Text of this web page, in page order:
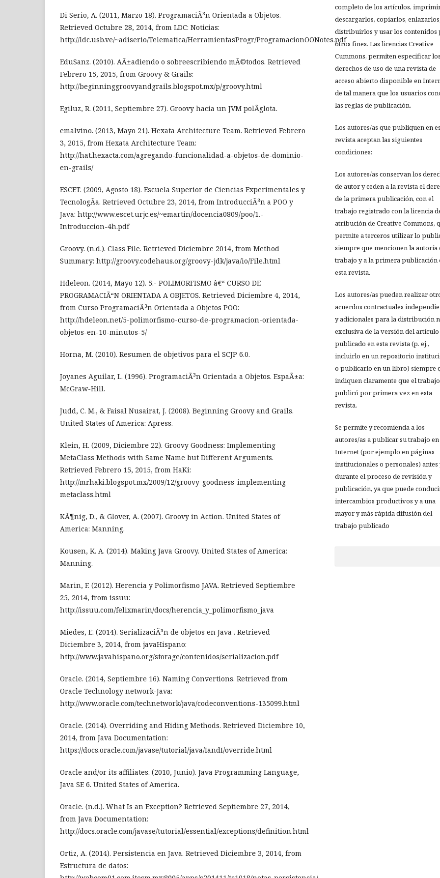
Di Serio, A. (2011, Marzo 18). ProgramaciÃ³n Orientada a Objetos.
Retrieved Octubre 28, 2014, from LDC: Noticias:
http://ldc.usb.ve/~adiserio/Telematica/HerramientasProgr/ProgramacionOONotes.pdf
EduSanz. (2010). AÃ±adiendo o sobreescribiendo mÃ©todos. Retrieved
Febrero 15, 2015, from Groovy & Grails:
http://beginninggroovyandgrails.blogspot.mx/p/groovy.html
Egiluz, R. (2011, Septiembre 27). Groovy hacia un JVM polÃ­glota.
emalvino. (2013, Mayo 21). Hexata Architecture Team. Retrieved Febrero
3, 2015, from Hexata Architecture Team:
http://hat.hexacta.com/agregando-funcionalidad-a-objetos-de-dominio-
en-grails/
ESCET. (2009, Agosto 18). Escuela Superior de Ciencias Experimentales y
TecnologÃ­a. Retrieved Octubre 23, 2014, from IntroducciÃ³n a POO y
Java: http://www.escet.urjc.es/~emartin/docencia0809/poo/1.-
Introduccion-4h.pdf
Groovy. (n.d.). Class File. Retrieved Diciembre 2014, from Method
Summary: http://groovy.codehaus.org/groovy-jdk/java/io/File.html
Hdeleon. (2014, Mayo 12). 5.- POLIMORFISMO â€“ CURSO DE
PROGRAMACIÃ“N ORIENTADA A OBJETOS. Retrieved Diciembre 4, 2014,
from Curso ProgramaciÃ³n Orientada a Objetos POO:
http://hdeleon.net/5-polimorfismo-curso-de-programacion-orientada-
objetos-en-10-minutos-5/
Horna, M. (2010). Resumen de objetivos para el SCJP 6.0.
Joyanes Aguilar, L. (1996). ProgramaciÃ³n Orientada a Objetos. EspaÃ±a:
McGraw-Hill.
Judd, C. M., & Faisal Nusairat, J. (2008). Beginning Groovy and Grails.
United States of America: Apress.
Klein, H. (2009, Diciembre 22). Groovy Goodness: Implementing
MetaClass Methods with Same Name but Different Arguments.
Retrieved Febrero 15, 2015, from HaKi:
http://mrhaki.blogspot.mx/2009/12/groovy-goodness-implementing-
metaclass.html
KÃ¶nig, D., & Glover, A. (2007). Groovy in Action. United States of
America: Manning.
Kousen, K. A. (2014). Making Java Groovy. United States of America:
Manning.
Marin, F. (2012). Herencia y Polimorfismo JAVA. Retrieved Septiembre
25, 2014, from issuu:
http://issuu.com/felixmarin/docs/herencia_y_polimorfismo_java
Miedes, E. (2014). SerializaciÃ³n de objetos en Java . Retrieved
Diciembre 3, 2014, from javaHispano:
http://www.javahispano.org/storage/contenidos/serializacion.pdf
Oracle. (2014, Septiembre 16). Naming Convertions. Retrieved from
Oracle Technology network-Java:
http://www.oracle.com/technetwork/java/codeconventions-135099.html
Oracle. (2014). Overriding and Hiding Methods. Retrieved Diciembre 10,
2014, from Java Documentation:
https://docs.oracle.com/javase/tutorial/java/IandI/override.html
Oracle and/or its affiliates. (2010, Junio). Java Programming Language,
Java SE 6. United States of America.
Oracle. (n.d.). What Is an Exception? Retrieved Septiembre 27, 2014,
from Java Documentation:
http://docs.oracle.com/javase/tutorial/essential/exceptions/definition.html
Ortiz, A. (2014). Persistencia en Java. Retrieved Diciembre 3, 2014, from
Estructura de datos:
completo de los artículos,
descargarlos, copiarlos,
distribuirlos y usar los contenidos
otros fines. Las licencias Creative
Cummons, permiten especificar
derechos de uso de una revista de
acceso abierto disponible en
de tal manera que los usuarios
las reglas de publicación.
Los autores/as que publiquen en
revista aceptan las siguientes
condiciones:
Los autores/as conservan los
de autor y ceden a la revista el
de la primera publicación, con el
trabajo registrado con la licencia
atribución de Creative Commons,
permite a terceros utilizar lo
siempre que mencionen la autoría
trabajo y a la primera publicación
esta revista.
Los autores/as pueden realizar
acuerdos contractuales
y adicionales para la distribución
exclusiva de la versión del artículo
publicado en esta revista (p. ej.,
incluirlo en un repositorio
o publicarlo en un libro) siempre
indiquen claramente que el
publicó por primera vez en esta
revista.
Se permite y recomienda a los
autores/as a publicar su trabajo en
Internet (por ejemplo en páginas
institucionales o personales) antes
durante el proceso de revisión y
publicación, ya que puede
intercambios productivos y a una
mayor y más rápida difusión del
trabajo publicado